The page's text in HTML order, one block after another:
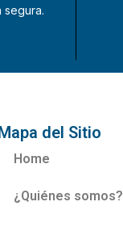
segura.
del Sitio
Home
¿Quiénes somos?